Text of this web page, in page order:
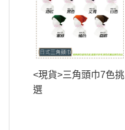
<現貨>三角頭巾7色挑
選